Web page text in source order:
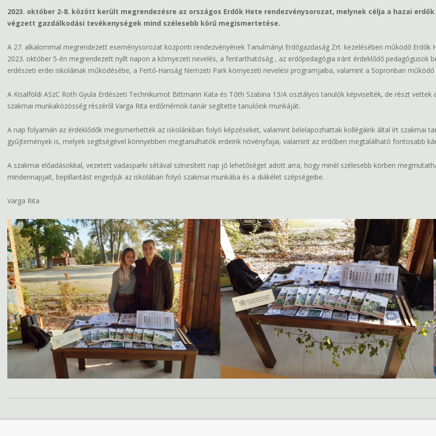
2023. október 2-8. között került megrendezésre az országos Erdők Hete rendezvénysorozat, melynek célja a hazai
végzett gazdálkodási tevékenységek mind szélesebb körű megismertetése.
A 27. alkalommal megrendezett eseménysorozat központi rendezvényének Tanulmányi Erdőgazdaság Zrt. kezelésében működő
2023. október 5-én megrendezett nyílt napon a környezeti nevelés, a fentarthatóság , az erdőpedagógia iránt érdeklődő
erdészeti erdei iskoláinak működésébe, a Fertő-Hanság Nemzeti Park környezeti nevelési programjaiba, valamint a Sopronban
A Kisalföldi ASzC Roth Gyula Erdészeti Technikumot Bittmann Kata és Tóth Szabina 13/A osztályos tanulók képviselték, de részt
szakmai munkaközösség részéről Varga Rita erdőmérnök-tanár segítette tanulóink munkáját.
A nap folyamán az érdeklődők megismerhették az iskolánkban folyó képzéseket, valamint belelapozhattak kollégáink által írt szakmai
gyűjtemények is, melyek segítségével könnyebben megtanulhatók erdeink növényfajai, valamint az erdőben megtalálható fontosabb
A szakmai előadásokkal, vezetett vadasparki sétával színesített nap jó lehetőséget adott arra, hogy minél szélesebb körben
mindennapjait, bepillantást engedjük az iskolában folyó szakmai munkába és a diákélet szépségeibe.
Varga Rita